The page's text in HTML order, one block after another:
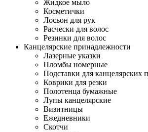
Жидкое мыло
Косметички
Лосьон для рук
Расчески для волос
Резинки для волос
Канцелярские принадлежности
Лазерные указки
Пломбы номерные
Подставки для канцелярских
Коврики для резки
Полотенца бумажные
Лупы канцелярские
Визитницы
Ежедневники
Скотчи